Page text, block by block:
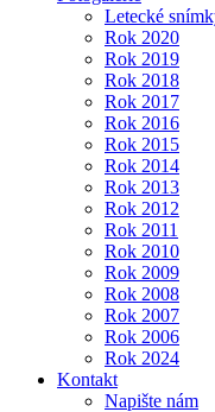
Letecké
Rok 2020
Rok 2019
Rok 2018
Rok 2017
Rok 2016
Rok 2015
Rok 2014
Rok 2013
Rok 2012
Rok 2011
Rok 2010
Rok 2009
Rok 2008
Rok 2007
Rok 2006
Rok 2024
Kontakt
Napište nám